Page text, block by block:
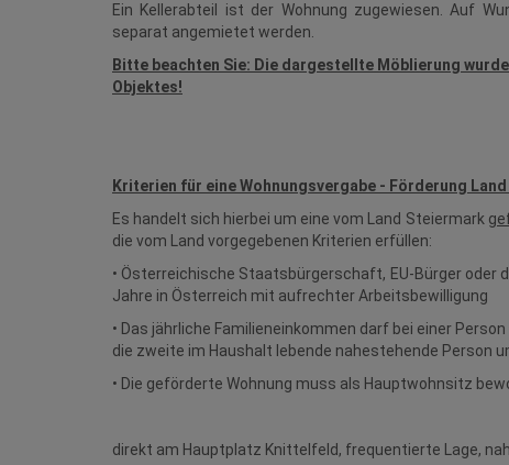
Ein Kellerabteil ist der Wohnung zugewiesen. Auf
separat angemietet werden.
Bitte beachten Sie: Die dargestellte Möblierung
Objektes!
Kriterien für eine Wohnungsvergabe - Förderung
Es handelt sich hierbei um eine vom Land Steiermark
die vom Land vorgegebenen Kriterien erfüllen:
• Österreichische Staatsbürgerschaft, EU-Bürger oder
Jahre in Österreich mit aufrechter Arbeitsbewilligung
• Das jährliche Familieneinkommen darf bei einer
die zweite im Haushalt lebende nahestehende Person
• Die geförderte Wohnung muss als Hauptwohnsitz
direkt am Hauptplatz Knittelfeld, frequentierte Lage,